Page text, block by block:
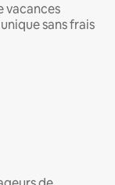
vacances
sans frais